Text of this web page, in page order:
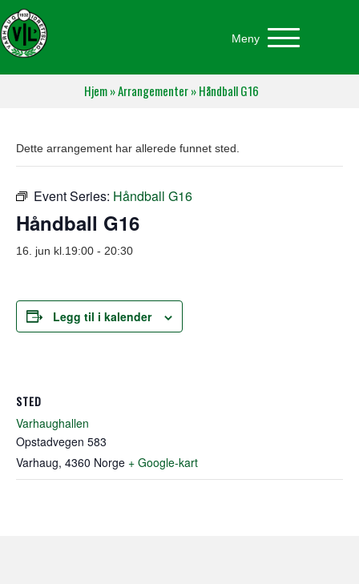
Meny
Hjem»Arrangementer»Håndball G16
Dette arrangement har allerede funnet sted.
Event Series: Håndball G16
Håndball G16
16. jun kl.19:00 - 20:30
Legg til i kalender
STED
Varhaughallen
Opstadvegen 583
Varhaug, 4360 Norge + Google-kart